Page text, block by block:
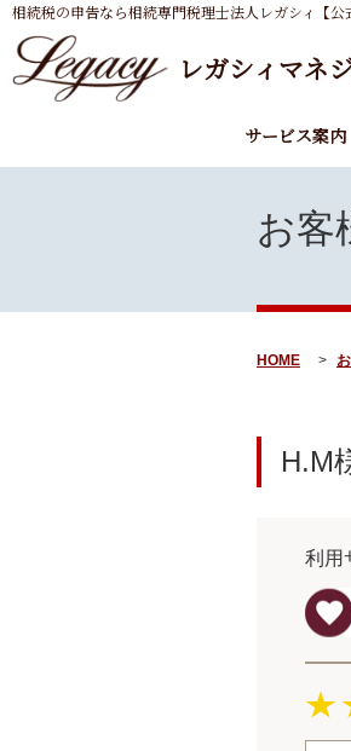
相続税の申告なら相続専門税理士法人レガシィ【公
レガシィマネ
サービス案内
お客
HOME
H.M
利用